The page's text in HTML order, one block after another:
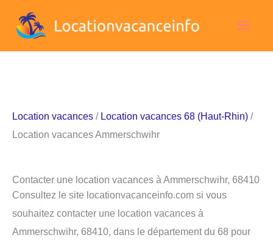
Location vacances / Location vacances 68 (Haut-Rhin) /
Location vacances Ammerschwihr
Contacter une location vacances à Ammerschwihr, 68410
Consultez le site locationvacanceinfo.com si vous
souhaitez contacter une location vacances à
Ammerschwihr, 68410, dans le département du 68 pour